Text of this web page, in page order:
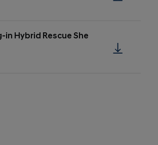
in Hybrid Rescue She